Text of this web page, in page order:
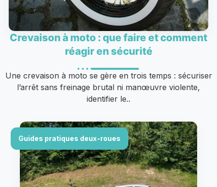
Crevaison à moto : que faire et comment
réagir en sécurité
Une crevaison à moto se gère en trois temps : sécuriser
l’arrêt sans freinage brutal ni manœuvre violente,
identifier le..
Guides pratiques deux-roues